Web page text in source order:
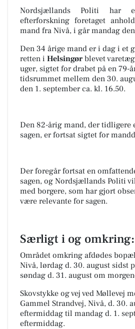
Nordsjællands Politi har
efterforskning foretaget
mand fra Nivå, i går mandag
Den 34 årige mand er i dag i et
retten i Helsingør blevet
uger, sigtet for drabet på en 79-
tidsrummet mellem den 30.
den 1. september ca. kl. 16.50.
Den 82-årig mand, der tidligere
sagen, er fortsat sigtet for
Der foregår fortsat en
sagen, og Nordsjællands Politi
med borgere, som har gjort
være relevante for sagen.
Særligt i og omkring:
Området omkring afdødes
Nivå, lørdag d. 30. august sidst
søndag d. 31. august om
Skovstykke og vej ved Møllevej
Gammel Strandvej, Nivå, d. 30.
eftermiddag til mandag d. 1.
eftermiddag.